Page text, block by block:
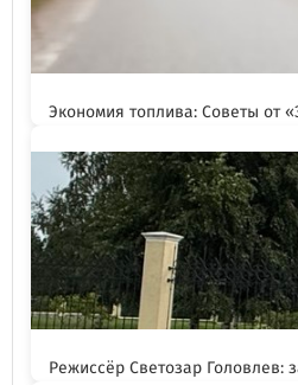
Экономия топлива: Советы от
Режиссёр Светозар